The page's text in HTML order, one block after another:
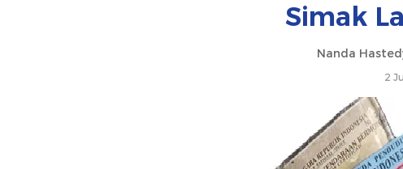
Simak
Nanda
2